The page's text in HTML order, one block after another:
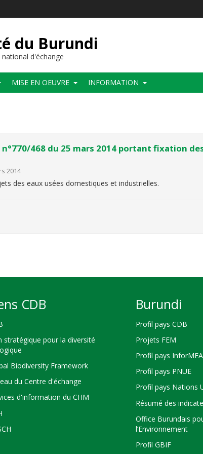
du Burundi
d'échange
MISE EN OEUVRE INFORMATION
468 du 25 mars 2014 portant fixation
2014
des eaux usées domestiques et industrielles.
CDB
stratégique pour la diversité
Biodiversity Framework
du Centre d'échange
d'information du CHM
Burundi
Profil pays CDB
Projets FEM
Profil pays InforMEA
Profil pays PNUE
Profil pays Nations
Résumé des
Office Burundais
l’Environnement
Profil GBIF